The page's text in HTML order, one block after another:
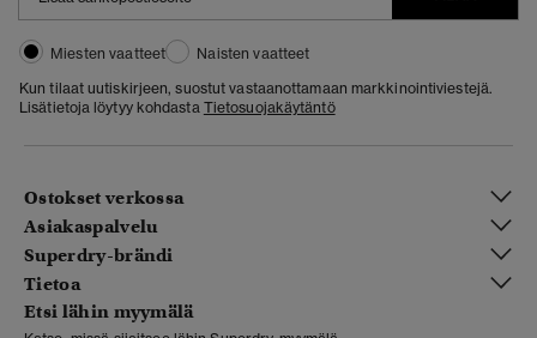
Miesten vaatteet
Naisten vaatteet
Kun tilaat uutiskirjeen, suostut vastaanottamaan markkinointiviestejä.
Lisätietoja löytyy kohdasta Tietosuojakäytäntö
Ostokset verkossa
Asiakaspalvelu
Superdry-brändi
Tietoa
Etsi lähin myymälä